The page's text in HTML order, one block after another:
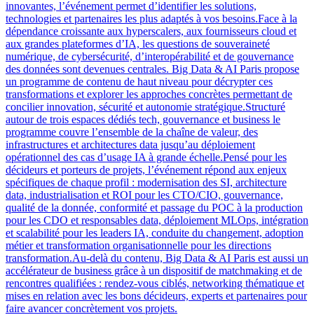
innovantes, l’événement permet d’identifier les solutions,
technologies et partenaires les plus adaptés à vos besoins.Face à la
dépendance croissante aux hyperscalers, aux fournisseurs cloud et
aux grandes plateformes d’IA, les questions de souveraineté
numérique, de cybersécurité, d’interopérabilité et de gouvernance
des données sont devenues centrales. Big Data & AI Paris propose
un programme de contenu de haut niveau pour décrypter ces
transformations et explorer les approches concrètes permettant de
concilier innovation, sécurité et autonomie stratégique.Structuré
autour de trois espaces dédiés tech, gouvernance et business le
programme couvre l’ensemble de la chaîne de valeur, des
infrastructures et architectures data jusqu’au déploiement
opérationnel des cas d’usage IA à grande échelle.Pensé pour les
décideurs et porteurs de projets, l’événement répond aux enjeux
spécifiques de chaque profil : modernisation des SI, architecture
data, industrialisation et ROI pour les CTO/CIO, gouvernance,
qualité de la donnée, conformité et passage du POC à la production
pour les CDO et responsables data, déploiement MLOps, intégration
et scalabilité pour les leaders IA, conduite du changement, adoption
métier et transformation organisationnelle pour les directions
transformation.Au-delà du contenu, Big Data & AI Paris est aussi un
accélérateur de business grâce à un dispositif de matchmaking et de
rencontres qualifiées : rendez-vous ciblés, networking thématique et
mises en relation avec les bons décideurs, experts et partenaires pour
faire avancer concrètement vos projets.